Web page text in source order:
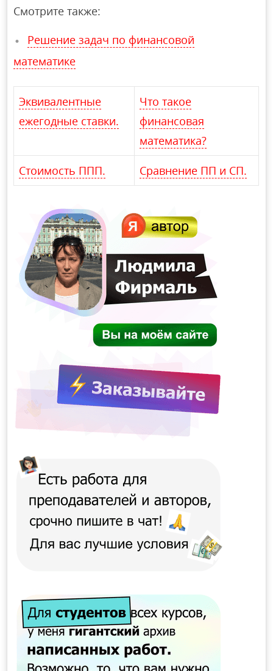
Смотрите также:
Решение задач по финансовой
математике
Эквивалентные
ежегодные ставки.
Что такое
финансовая
математика?
Стоимость ППП. Сравнение ПП и СП.